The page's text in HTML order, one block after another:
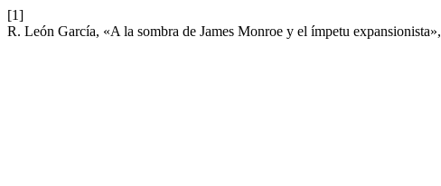
[1]
R. León García, «A la sombra de James Monroe y el ímpetu expansionista»,